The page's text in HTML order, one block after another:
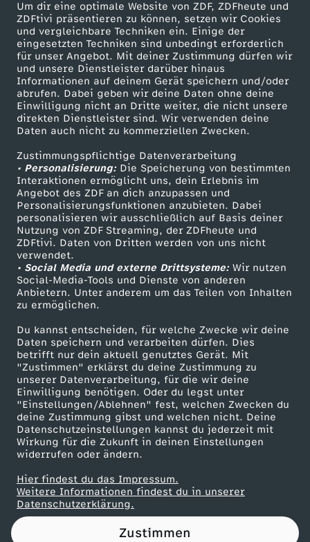
Um dir eine optimale Website von ZDF, ZDFheute und
ZDFtivi präsentieren zu können, setzen wir Cookies
und vergleichbare Techniken ein. Einige der
eingesetzten Techniken sind unbedingt erforderlich
für unser Angebot. Mit deiner Zustimmung dürfen wir
und unsere Dienstleister darüber hinaus
Informationen auf deinem Gerät speichern und/oder
abrufen. Dabei geben wir deine Daten ohne deine
Einwilligung nicht an Dritte weiter, die nicht unsere
direkten Dienstleister sind. Wir verwenden deine
Daten auch nicht zu kommerziellen Zwecken.
Zustimmungspflichtige Datenverarbeitung
• Personalisierung:Die Speicherung von bestimmten
Interaktionen ermöglicht uns, dein Erlebnis im
Angebot des ZDF an dich anzupassen und
Personalisierungsfunktionen anzubieten. Dabei
personalisieren wir ausschließlich auf Basis deiner
Nutzung von ZDF Streaming, der ZDFheute und
ZDFtivi. Daten von Dritten werden von uns nicht
verwendet.
• Social Media und externe Drittsysteme:Wir nutzen
Social-Media-Tools und Dienste von anderen
Anbietern. Unter anderem um das Teilen von Inhalten
zu ermöglichen.
Du kannst entscheiden, für welche Zwecke wir deine
Daten speichern und verarbeiten dürfen. Dies
betrifft nur dein aktuell genutztes Gerät. Mit
"Zustimmen" erklärst du deine Zustimmung zu
unserer Datenverarbeitung, für die wir deine
Einwilligung benötigen. Oder du legst unter
"Einstellungen/Ablehnen" fest, welchen Zwecken du
deine Zustimmung gibst und welchen nicht. Deine
Datenschutzeinstellungen kannst du jederzeit mit
Wirkung für die Zukunft in deinen Einstellungen
widerrufen oder ändern.
Hier findest du das Impressum.
Weitere Informationen findest du in unserer
Datenschutzerklärung.
Zustimmen
d
e
-
V
o
n
S
c
h
n
u
p
f
e
n
u
Mehr ZDF
ZDF-Apps
Smart TV
ZDFtext
Livestreams
Sendungen A-Z
TV-Programm
Service
ZDFmitreden
Kontakt zum ZDF
Tickets
Zuschauerservice
Hilfe
ZDF Unternehmen
Karriere
ZDF goes Schule
Werbefernsehen
Mainzelmännchen
Partner